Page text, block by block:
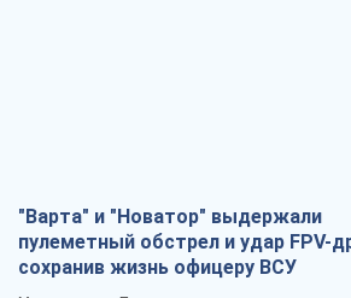
"Варта" и "Новатор" выдержали
пулеметный обстрел и удар FPV-
сохранив жизнь офицеру ВСУ